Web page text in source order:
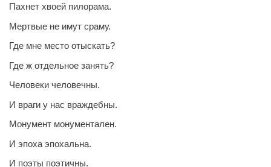
Пахнет хвоей пилорама.
Мертвые не имут сраму.
Где мне место отыскать?
Где ж отдельное занять?
Человеки человечны.
И враги у нас враждебны.
Монумент монументален.
И эпоха эпохальна.
И поэты поэтичны.